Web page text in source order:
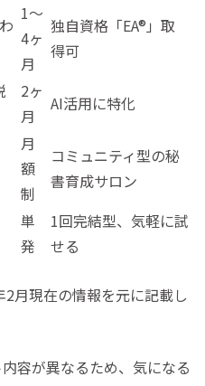
1〜
4ヶ
月
独自資格「EA®︎」取
得可
2ヶ
月
AI活用に特化
月
額
制
コミュニティ型の秘
書育成サロン
単
発
1回完結型、気軽に試
せる
月現在の情報を元に記載し
容が異なるため、気になる